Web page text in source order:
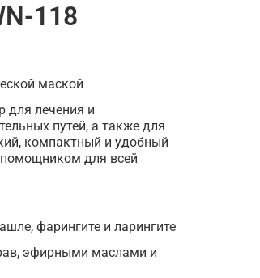
118
маской
для лечения и
путей, а также для
компактный и удобный
для всей
фарингите и ларингите
эфирными маслами и